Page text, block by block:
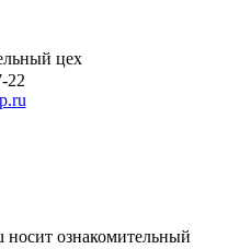
цех
22
носит ознакомительный